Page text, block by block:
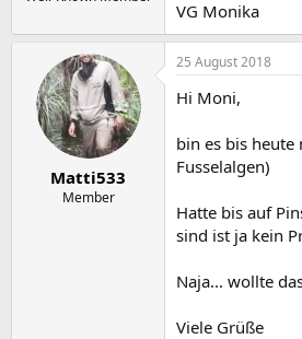
VG Monika
Matti533
Member
25 August 2018
Hi Moni,
bin es bis
Fusselalgen)
Hatte bis auf
sind ist ja kein
Naja... wollte
Viele Grüße